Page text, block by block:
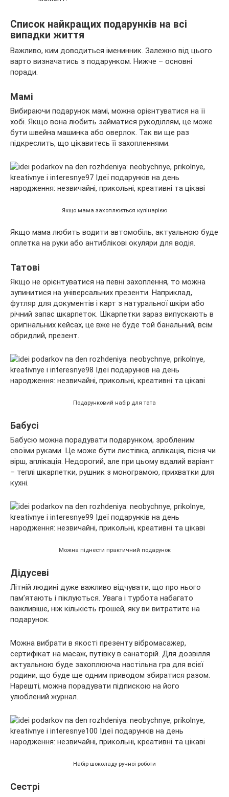
Список найкращих подарунків на всі
випадки життя
Важливо, ким доводиться іменинник. Залежно від цього
варто визначатись з подарунком. Нижче – основні
поради.
Мамі
Вибираючи подарунок мамі, можна орієнтуватися на її
хобі. Якщо вона любить займатися рукоділлям, це може
бути швейна машинка або оверлок. Так ви ще раз
підкреслить, що цікавитесь її захопленнями.
Якщо мама захоплюється кулінарією
Якщо мама любить водити автомобіль, актуальною буде
оплетка на руки або антиблікові окуляри для водія.
Татові
Якщо не орієнтуватися на певні захоплення, то можна
зупинитися на універсальних презенти. Наприклад,
футляр для документів і карт з натуральної шкіри або
річний запас шкарпеток. Шкарпетки зараз випускають в
оригінальних кейсах, це вже не буде той банальний, всім
обридлий, презент.
Подарунковий набір для тата
Бабусі
Бабусю можна порадувати подарунком, зробленим
своїми руками. Це може бути листівка, аплікація, пісня чи
вірш, аплікація. Недорогий, але при цьому вдалий варіант
– теплі шкарпетки, рушник з монограмою, прихватки для
кухні.
Можна піднести практичний подарунок
Дідусеві
Літній людині дуже важливо відчувати, що про нього
пам’ятають і піклуються. Увага і турбота набагато
важливіше, ніж кількість грошей, яку ви витратите на
подарунок.
Можна вибрати в якості презенту вібромасажер,
сертифікат на масаж, путівку в санаторій. Для дозвілля
актуальною буде захоплююча настільна гра для всієї
родини, що буде ще одним приводом збиратися разом.
Нарешті, можна порадувати підпискою на його
улюблений журнал.
Набір шоколаду ручної роботи
Сестрі